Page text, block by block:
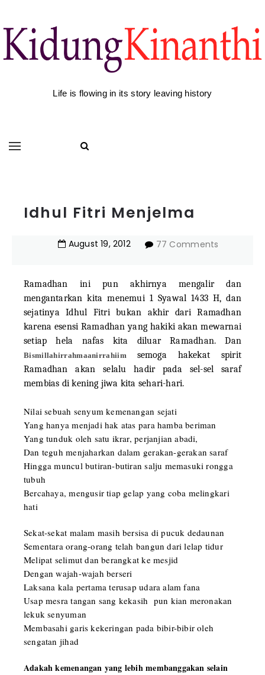
Life is flowing in its story leaving history
Idhul Fitri Menjelma
August 19,2012 77 Comments
Ramadhan ini pun akhirnya mengalir dan
mengantarkan kita menemui 1 Syawal 1433 H, dan
sejatinya Idhul Fitri bukan akhir dari Ramadhan
karena esensi Ramadhan yang hakiki akan mewarnai
setiap hela nafas kita diluar Ramadhan. Dan
Bismillahirrahmaanirrahiim
semoga hakekat spirit
Ramadhan akan selalu hadir pada sel-sel saraf
membias di kening jiwa kita sehari-hari.
Nilai sebuah senyum kemenangan sejati
Yang hanya menjadi hak atas para hamba beriman
Yang tunduk oleh satu ikrar, perjanjian abadi,
Dan teguh menjaharkan dalam gerakan-gerakan saraf
Hingga muncul butiran-butiran salju memasuki rongga
tubuh
Bercahaya, mengusir tiap gelap yang coba melingkari
hati
Sekat-sekat malam masih bersisa di pucuk dedaunan
Sementara orang-orang telah bangun dari lelap tidur
Melipat selimut dan berangkat ke mesjid
Dengan wajah-wajah berseri
Laksana kala pertama terusap udara alam fana
Usap mesra tangan sang kekasih pun kian meronakan
lekuk senyuman
Membasahi garis kekeringan pada bibir-bibir oleh
sengatan jihad
Adakah kemenangan yang lebih membanggakan selain